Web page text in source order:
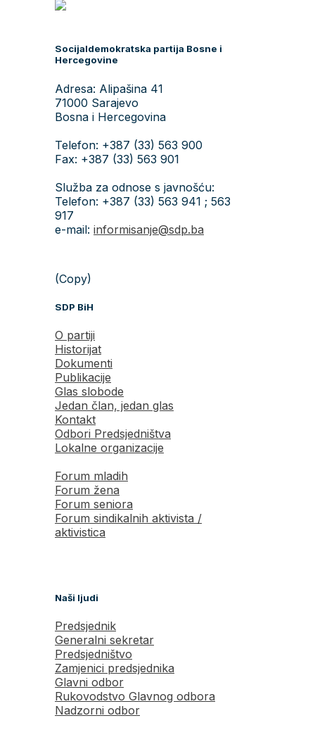
Socijaldemokratska partija Bosne i
Hercegovine
Adresa: Alipašina 41
71000 Sarajevo
Bosna i Hercegovina
Telefon: +387 (33) 563 900
Fax: +387 (33) 563 901
Služba za odnose s javnošću:
Telefon: +387 (33) 563 941 ; 563
917
e-mail: informisanje@sdp.ba
(Copy)
SDP BiH
O partiji
Historijat
Dokumenti
Publikacije
Glas slobode
Jedan član, jedan glas
Kontakt
Odbori Predsjedništva
Lokalne organizacije
Forum mladih
Forum žena
Forum seniora
Forum sindikalnih aktivista /
aktivistica
Naši ljudi
Predsjednik
Generalni sekretar
Predsjedništvo
Zamjenici predsjednika
Glavni odbor
Rukovodstvo Glavnog odbora
Nadzorni odbor